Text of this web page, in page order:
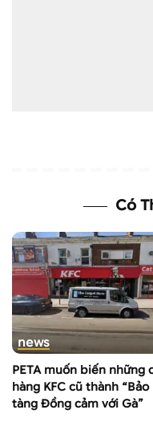
Có
news
PETA muốn biến những
hàng KFC cũ thành “Bảo
tàng Đồng cảm với Gà”